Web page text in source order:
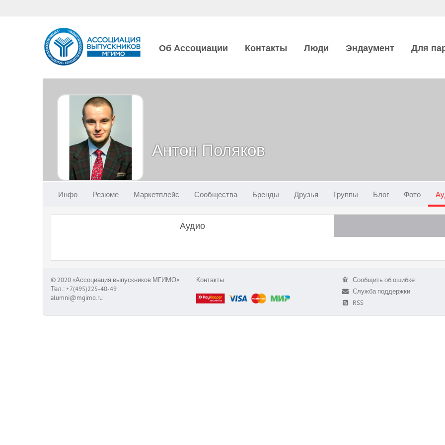
Об Ассоциации Контакты Люди Эндаумент Для
Антон Поляков
Инфо Резюме Маркетплейс Сообщества Бренды Друзья Группы Блог Фото
Аудио
© 2020 «Ассоциация выпускников МГИМО»
Тел.: +7(495)225-40-49
alumni@mgimo.ru
Контакты
Сообщить об ошибке
Служба поддержки
RSS